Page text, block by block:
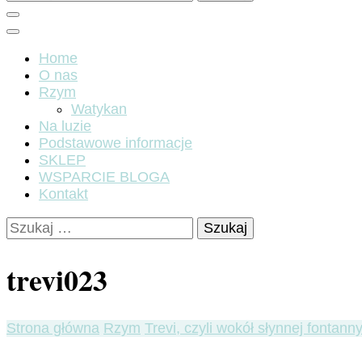
Home
O nas
Rzym
Watykan
Na luzie
Podstawowe informacje
SKLEP
WSPARCIE BLOGA
Kontakt
Szukaj:
trevi023
Strona główna Rzym Trevi, czyli wokół słynnej fontanny